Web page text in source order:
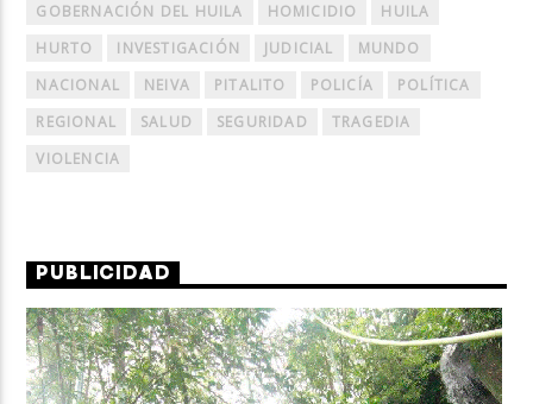
GOBERNACIÓN DEL HUILA
HOMICIDIO
HUILA
HURTO
INVESTIGACIÓN JUDICIAL
MUNDO
NACIONAL
NEIVA PITALITO POLICÍA
POLÍTICA
REGIONAL
SALUD SEGURIDAD
TRAGEDIA
VIOLENCIA
PUBLICIDAD